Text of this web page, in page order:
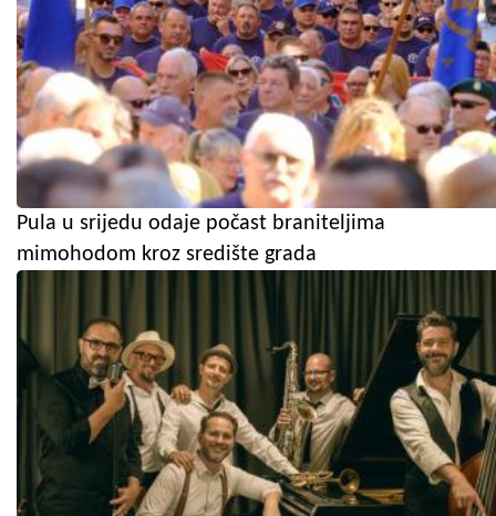
Pula u srijedu odaje počast braniteljima
mimohodom kroz središte grada